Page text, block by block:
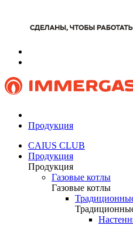
Продукция
CAIUS CLUB
Продукция
Продукция
Газовые котлы
Газовые котлы